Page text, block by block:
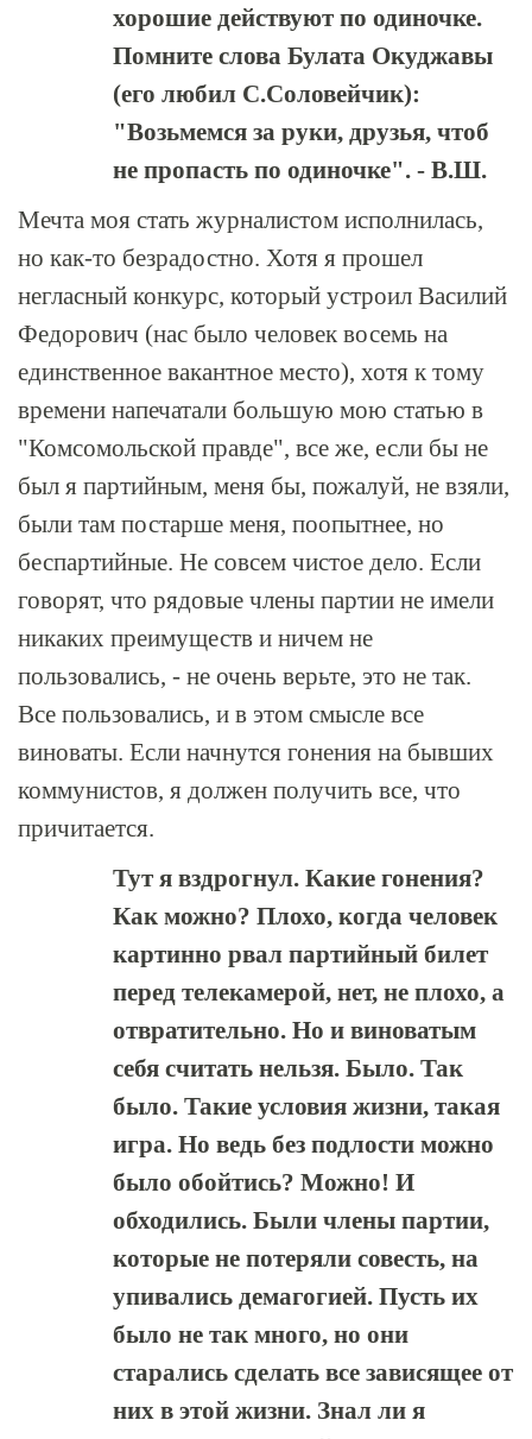
хорошие действуют по одиночке.
Помните слова Булата Окуджавы
(его любил С.Соловейчик):
"Возьмемся за руки, друзья, чтоб
не пропасть по одиночке". - В.Ш.
Мечта моя стать журналистом исполнилась,
но как-то безрадостно. Хотя я прошел
негласный конкурс, который устроил Василий
Федорович (нас было человек восемь на
единственное вакантное место), хотя к тому
времени напечатали большую мою статью в
"Комсомольской правде", все же, если бы не
был я партийным, меня бы, пожалуй, не взяли,
были там постарше меня, поопытнее, но
беспартийные. Не совсем чистое дело. Если
говорят, что рядовые члены партии не имели
никаких преимуществ и ничем не
пользовались, - не очень верьте, это не так.
Все пользовались, и в этом смысле все
виноваты. Если начнутся гонения на бывших
коммунистов, я должен получить все, что
причитается.
Тут я вздрогнул. Какие гонения?
Как можно? Плохо, когда человек
картинно рвал партийный билет
перед телекамерой, нет, не плохо, а
отвратительно. Но и виноватым
себя считать нельзя. Было. Так
было. Такие условия жизни, такая
игра. Но ведь без подлости можно
было обойтись? Можно! И
обходились. Были члены партии,
которые не потеряли совесть, на
упивались демагогией. Пусть их
было не так много, но они
старались сделать все зависящее от
них в этой жизни. Знал ли я